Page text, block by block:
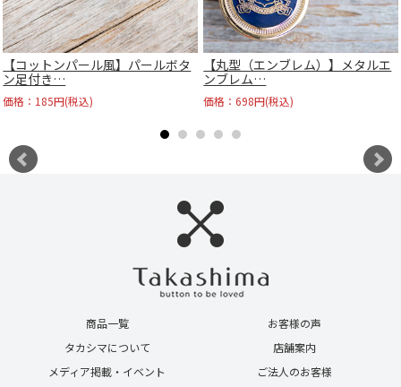
【コットンパール風】パールボタ
ン足付き…
価格：185円(税込)
【丸型（エンブレム）】メタルエ
ンブレム…
価格：698円(税込)
商品一覧
お客様の声
タカシマについて
店舗案内
メディア掲載・イベント
ご法人のお客様